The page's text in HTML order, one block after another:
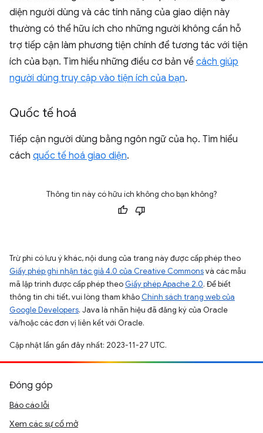
diện người dùng và các tính năng của giao diện này
thường có thể hữu ích cho những người không cần hỗ
trợ tiếp cận làm phương tiện chính để tương tác với tiện
ích của bạn. Tìm hiểu những điều cơ bản về cách giúp
người dùng truy cập vào tiện ích của bạn.
Quốc tế hoá
Tiếp cận người dùng bằng ngôn ngữ của họ. Tìm hiểu
cách quốc tế hoá giao diện.
Thông tin này có hữu ích không cho bạn không?
Trừ phi có lưu ý khác, nội dung của trang này được cấp phép theo
Giấy phép ghi nhận tác giả 4.0 của Creative Commonsvà các mẫu
mã lập trình được cấp phép theo Giấy phép Apache 2.0. Để biết
thông tin chi tiết, vui lòng tham khảo Chính sách trang web của
Google Developers. Java là nhãn hiệu đã đăng ký của Oracle
và/hoặc các đơn vị liên kết với Oracle.
Cập nhật lần gần đây nhất: 2023-11-27 UTC.
Đóng góp
Báo cáo lỗi
Xem các sự cố mở